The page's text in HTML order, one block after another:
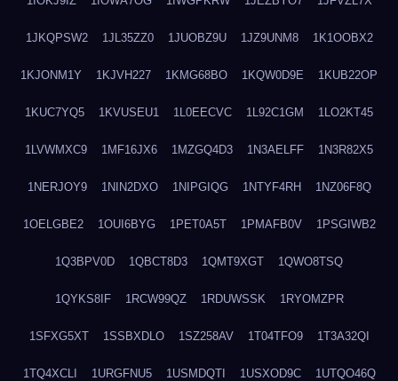
1JKQPSW2 1JL35ZZ0 1JUOBZ9U 1JZ9UNM8 1K1OOBX2
1KJONM1Y 1KJVH227 1KMG68BO 1KQW0D9E 1KUB22OP
1KUC7YQ5 1KVUSEU1 1L0EECVC 1L92C1GM 1LO2KT45
1LVWMXC9 1MF16JX6 1MZGQ4D3 1N3AELFF 1N3R82X5
1NERJOY9 1NIN2DXO 1NIPGIQG 1NTYF4RH 1NZ06F8Q
1OELGBE2 1OUI6BYG 1PET0A5T 1PMAFB0V 1PSGIWB2
1Q3BPV0D 1QBCT8D3 1QMT9XGT 1QWO8TSQ
1QYKS8IF 1RCW99QZ 1RDUWSSK 1RYOMZPR
1SFXG5XT 1SSBXDLO 1SZ258AV 1T04TFO9 1T3A32QI
1TQ4XCLI 1URGFNU5 1USMDQTI 1USXOD9C 1UTQO46Q